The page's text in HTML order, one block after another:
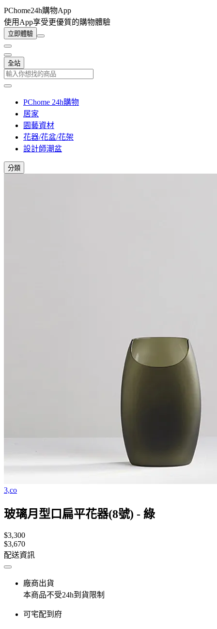
PChome24h購物App
使用App享受更優質的購物體驗
立即體驗
全站
PChome 24h購物
居家
園藝資材
花器/花盆/花架
設計師潮盆
分類
3,co
玻璃月型口扁平花器(8號) - 綠
$3,300
$3,670
配送資訊
廠商出貨
本商品不受24h到貨限制
可宅配到府